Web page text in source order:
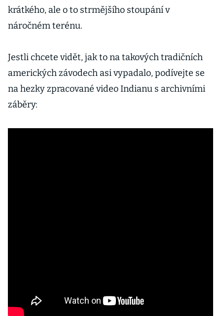
krátkého, ale o to strmějšího stoupání v
náročném terénu.
Jestli chcete vidět, jak to na takových tradičních
amerických závodech asi vypadalo, podívejte se
na hezky zpracované video Indianu s archivními
záběry: